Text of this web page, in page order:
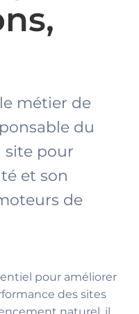
métier de
du
site pour
et son
de
pour améliorer
des sites